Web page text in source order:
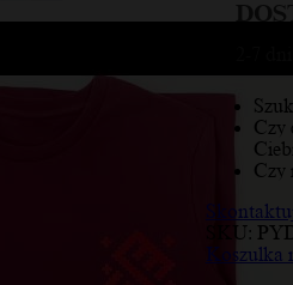
Czy
Czy
SKU:
Koszulka